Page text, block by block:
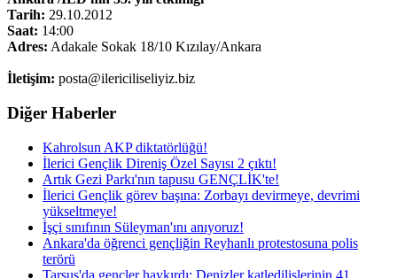
Tarih: 29.10.2012
Saat: 14:00
Adres: Adakale Sokak 18/10 Kızılay/Ankara
İletişim: posta@ilericiliseliyiz.biz
Diğer Haberler
Kahrolsun AKP diktatörlüğü!
İlerici Gençlik Direniş Özel Sayısı 2 çıktı!
Artık Gezi Parkı'nın tapusu GENÇLİK'te!
İlerici Gençlik görev başına: Zorbayı devirmeye, devrimi
yükseltmeye!
İşçi sınıfının Süleyman'ını anıyoruz!
Ankara'da öğrenci gençliğin Reyhanlı protestosuna polis
terörü
Tarsus'da gençler haykırdı: Denizler katledilişlerinin 41.